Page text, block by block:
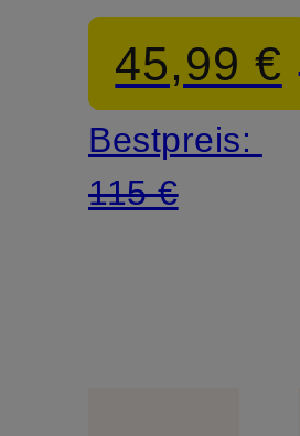
Leinen
45,99 €
Bestpreis:
115 €